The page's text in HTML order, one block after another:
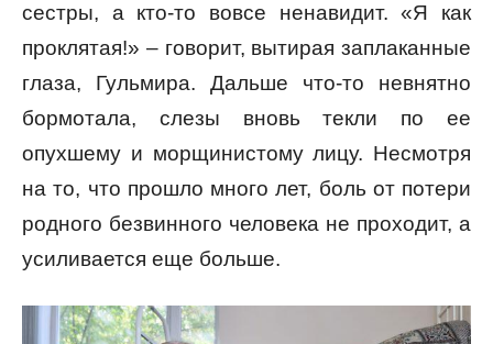
сестры, а кто-то вовсе ненавидит. «Я как
проклятая!» – говорит, вытирая заплаканные
глаза, Гульмира. Дальше что-то невнятно
бормотала, слезы вновь текли по ее
опухшему и морщинистому лицу. Несмотря
на то, что прошло много лет, боль от потери
родного безвинного человека не проходит, а
усиливается еще больше.